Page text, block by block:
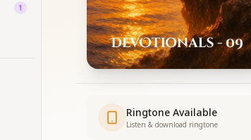
1
Ringtone Available
Listen & download ringtone